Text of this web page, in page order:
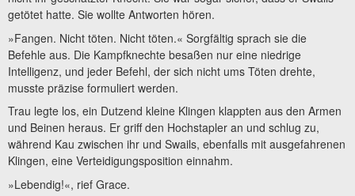
getötet hatte. Sie wollte Antworten hören.
»Fangen. Nicht töten. Nicht töten.« Sorgfältig sprach sie die
Befehle aus. Die Kampfknechte besaßen nur eine niedrige
Intelligenz, und jeder Befehl, der sich nicht ums Töten drehte,
musste präzise formuliert werden.
Trau legte los, ein Dutzend kleine Klingen klappten aus den Armen
und Beinen heraus. Er griff den Hochstapler an und schlug zu,
während Kau zwischen ihr und Swails, ebenfalls mit ausgefahrenen
Klingen, eine Verteidigungsposition einnahm.
»Lebendig!«, rief Grace.